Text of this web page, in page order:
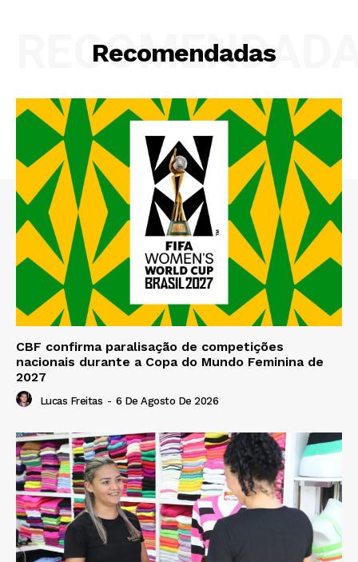
Recomendadas
CBF confirma paralisação de competições
nacionais durante a Copa do Mundo Feminina de
2027
Lucas Freitas - 6 De Agosto De 2026